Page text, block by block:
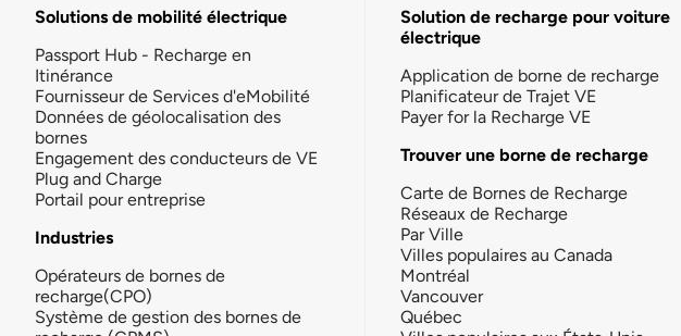
Solutions de mobilité électrique
Passport Hub - Recharge en
Itinérance
Fournisseur de Services d'eMobilité
Données de géolocalisation des
bornes
Engagement des conducteurs de VE
Plug and Charge
Portail pour entreprise
Industries
Opérateurs de bornes de
recharge(CPO)
Système de gestion des bornes de
Solution de recharge pour voiture
électrique
Application de borne de recharge
Planificateur de Trajet VE
Payer for la Recharge VE
Trouver une borne de recharge
Carte de Bornes de Recharge
Réseaux de Recharge
Par Ville
Villes populaires au Canada
Montréal
Vancouver
Québec